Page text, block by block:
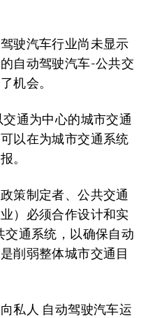
驶汽车行业尚未显示
自动驾驶汽车-公共交
机会。
通为中心的城市交通
以在为城市交通系统
。
策制定者、公共交通
）必须合作设计和实
通系统，以确保自动
削弱整体城市交通目
私人 自动驾驶汽车运